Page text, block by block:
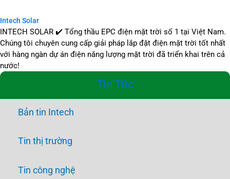
Intech Solar
INTECH SOLAR ✔️ Tổng thầu EPC điện mặt trời số 1 tại Việt Nam.
Chúng tôi chuyên cung cấp giải pháp lắp đặt điện mặt trời tốt nhất
với hàng ngàn dự án điện năng lượng mặt trời đã triển khai trên cả
nước!
Tin Tức
Bản tin Intech
Tin thị trường
Tin công nghệ